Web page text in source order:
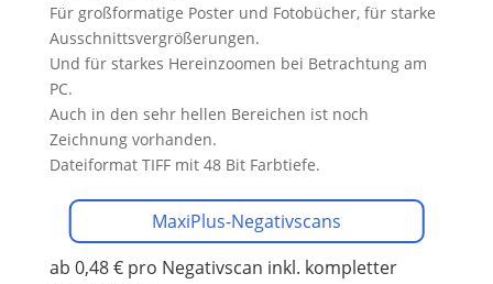
Für großformatige Poster und Fotobücher, für starke
Ausschnittsvergrößerungen.
Und für starkes Hereinzoomen bei Betrachtung am
PC.
Auch in den sehr hellen Bereichen ist noch
Zeichnung vorhanden.
Dateiformat TIFF mit 48 Bit Farbtiefe.
MaxiPlus-Negativscans
ab 0,48 € pro Negativscan inkl. kompletter